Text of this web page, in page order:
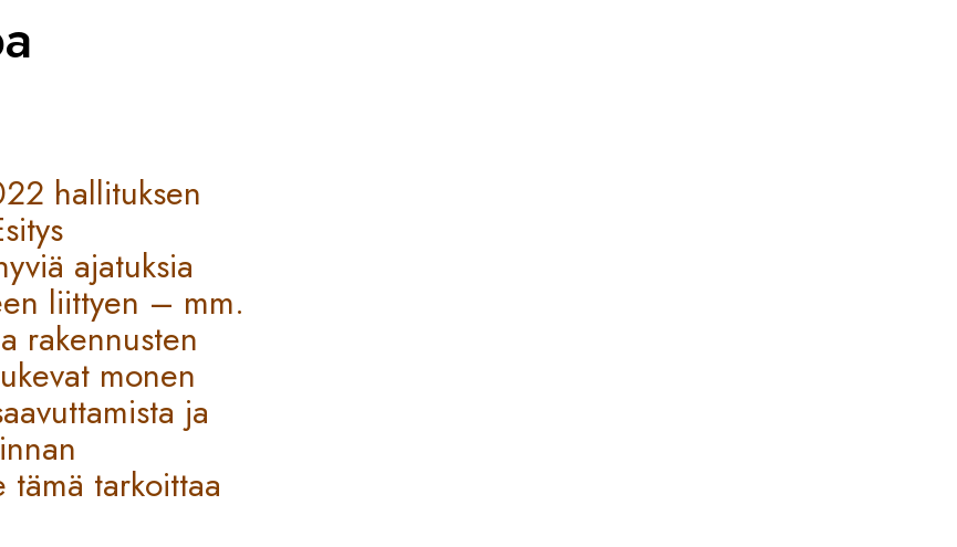
hallituksen
ajatuksia
liittyen – mm.
rakennusten
monen
ja
tarkoittaa